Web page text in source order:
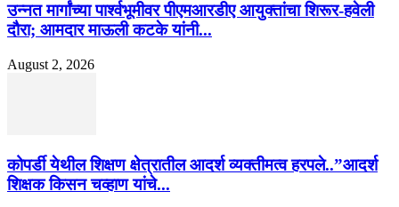
उन्नत मार्गांच्या पार्श्वभूमीवर पीएमआरडीए आयुक्तांचा शिरूर-हवेली
दौरा; आमदार माऊली कटके यांनी...
August 2, 2026
कोपर्डी येथील शिक्षण क्षेत्रातील आदर्श व्यक्तीमत्व हरपले..”आदर्श
शिक्षक किसन चव्हाण यांचे...